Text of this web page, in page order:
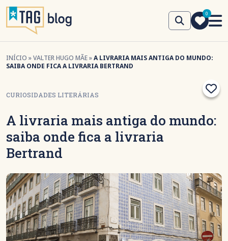
0
INÍCIO »VALTER HUGO MÃE»A LIVRARIA MAIS ANTIGA DO MUNDO:
SAIBA ONDE FICA A LIVRARIA BERTRAND
CURIOSIDADES LITERÁRIAS
A livraria mais antiga do mundo:
saiba onde fica a livraria
Bertrand